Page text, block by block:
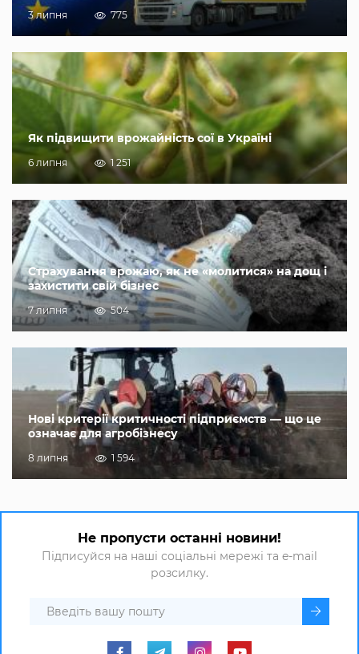
3 липня 775
Як підвищити врожайність сої в Україні
6 липня 1 251
Страхування врожаю, як не «молитися» на дощ і
захистити свій бізнес
7 липня 504
Нові критерії критичності підприємств — що це
означає для агробізнесу
8 липня 1 594
Не пропусти останні новини!
Підписуйся на наші соціальні мережі та e-mail
розсилку.